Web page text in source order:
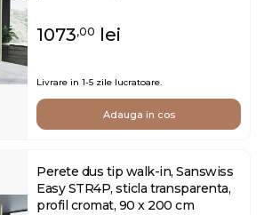
1073,00 lei
Livrare in 1-5 zile lucratoare.
Adauga in cos
Perete dus tip walk-in, Sanswiss
Easy STR4P, sticla transparenta,
profil cromat, 90 x 200 cm